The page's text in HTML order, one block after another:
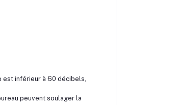
est inférieur à 60 décibels,
peuvent soulager la